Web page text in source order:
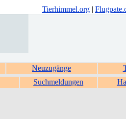
Tierhimmel.org |
Neuzugänge
Suchmeldungen